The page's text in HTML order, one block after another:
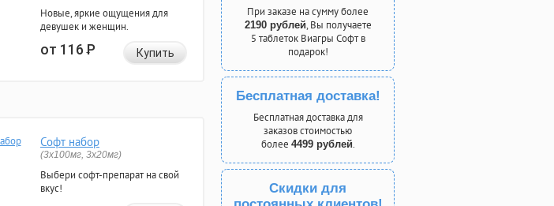
Новые, яркие ощущения для
девушек и женщин.
от 116Р Купить
Софт набор
(3x100мг, 3x20мг)
Выбери софт-препарат на свой
вкус!
При заказе на сумму более
2190 рублей, Вы получаете
5 таблеток Виагры Софт в
подарок!
Бесплатная доставка!
Бесплатная доставка для
заказов стоимостью
более 4499 рублей.
Скидки для